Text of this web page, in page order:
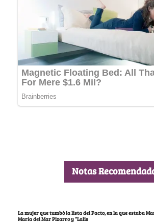
Notas
La mujer que tumbó la lista del Pacto, en la que estaba
María del Mar Pizarro y “Lalis